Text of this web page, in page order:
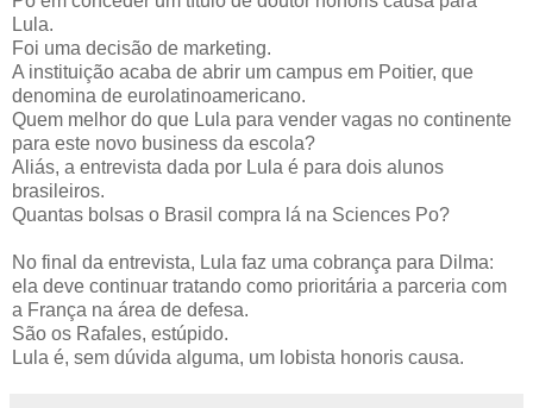
Lula.
Foi uma decisão de marketing.
A instituição acaba de abrir um campus em Poitier, que
denomina de eurolatinoamericano.
Quem melhor do que Lula para vender vagas no continente
para este novo business da escola?
Aliás, a entrevista dada por Lula é para dois alunos
brasileiros.
Quantas bolsas o Brasil compra lá na Sciences Po?
No final da entrevista, Lula faz uma cobrança para Dilma:
ela deve continuar tratando como prioritária a parceria com
a França na área de defesa.
São os Rafales, estúpido.
Lula é, sem dúvida alguma, um lobista honoris causa.